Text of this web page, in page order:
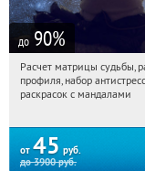
до 90%
11:23:16
Россия
Расчет матрицы судьбы,
профиля, набор
раскрасок с мандалами
от 45 руб.
до3900руб.